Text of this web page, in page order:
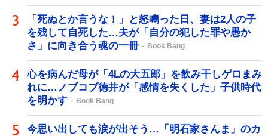
「死ぬとか言うな！」と怒鳴った日、妻は2人の子
を残して自死した…夫が「自分の犯した罪や愚か
さ」に向き合う魂の一冊
Book Bang
心を病んだ母が「4Lの大五郎」を飲み干しゲロまみ
れに…ノブコブ徳井が「感情を失くした」子供時代
を明かす
Book Bang
今思い出しても涙が出そう…「明石家さんま」のカ